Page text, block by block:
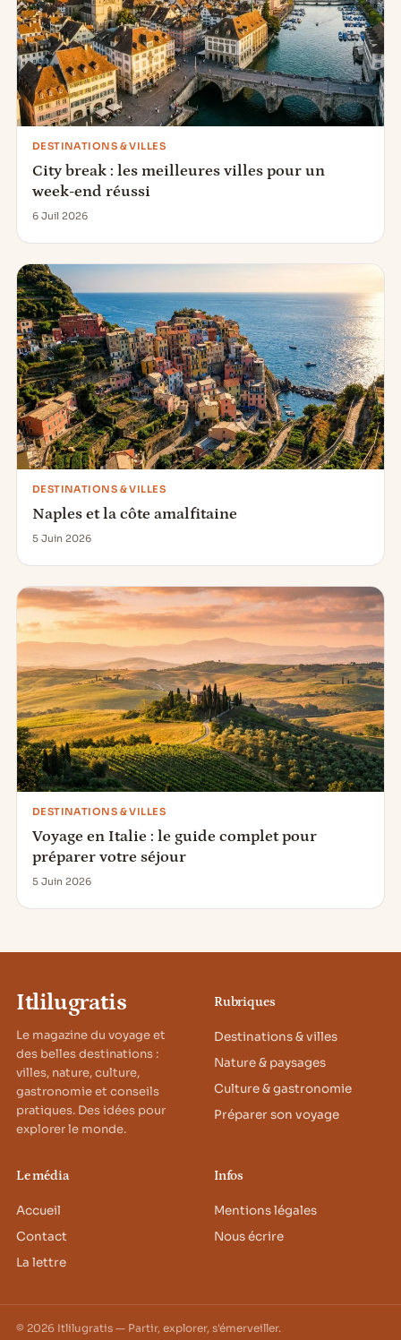
DESTINATIONS & VILLES
City break : les meilleures villes pour un
week-end réussi
6 Juil 2026
DESTINATIONS & VILLES
Naples et la côte amalfitaine
5 Juin 2026
DESTINATIONS & VILLES
Voyage en Italie : le guide complet pour
préparer votre séjour
5 Juin 2026
Itlilugratis
Le magazine du voyage et
des belles destinations :
villes, nature, culture,
gastronomie et conseils
pratiques. Des idées pour
explorer le monde.
Rubriques
Destinations & villes
Nature & paysages
Culture & gastronomie
Préparer son voyage
Le média
Accueil
Contact
La lettre
Infos
Mentions légales
Nous écrire
© 2026 Itlilugratis — Partir, explorer, s'émerveiller.